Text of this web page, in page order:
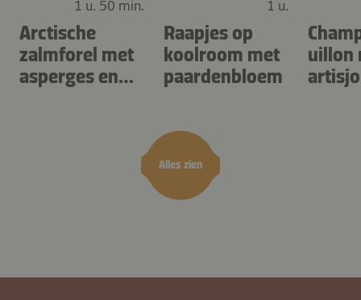
Alles zien
1 u. 50 min.
Arctische
zalmforel met
asperges en
1 u.
Raapjes op
koolroom met
paardenbloem
uillon